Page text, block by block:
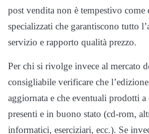
post vendita non è tempestivo
specializzati che garantiscono tutto
servizio e rapporto qualità prezzo.
Per chi si rivolge invece al mercato
consigliabile verificare che
aggiornata e che eventuali prodotti a
presenti e in buono stato (cd-rom,
informatici, eserciziari, ecc.). Se